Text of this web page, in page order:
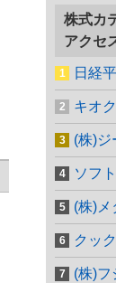
株式カ
アクセ
日経
キオ
(株)ジ
ソフ
(株)メ
クッ
(株)フ